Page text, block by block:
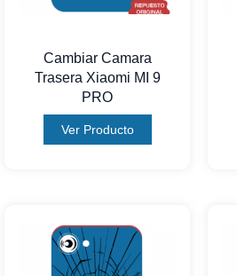
Cambiar Camara
Trasera Xiaomi MI 9
PRO
Ver Producto